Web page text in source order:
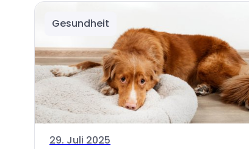
Gesundheit
29. Juli 2025